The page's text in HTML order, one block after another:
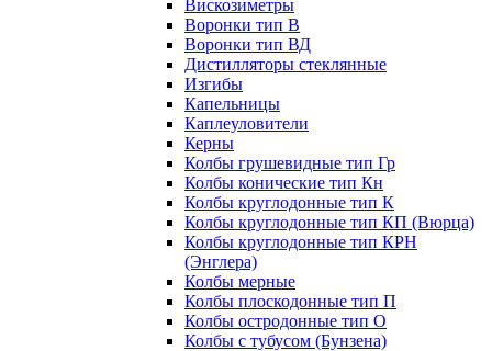
Вискозиметры
Воронки тип В
Воронки тип ВД
Дистилляторы стеклянные
Изгибы
Капельницы
Каплеуловители
Керны
Колбы грушевидные тип Гр
Колбы конические тип Кн
Колбы круглодонные тип К
Колбы круглодонные тип КП (Вюрца)
Колбы круглодонные тип КРН
(Энглера)
Колбы мерные
Колбы плоскодонные тип П
Колбы остродонные тип О
Колбы с тубусом (Бунзена)